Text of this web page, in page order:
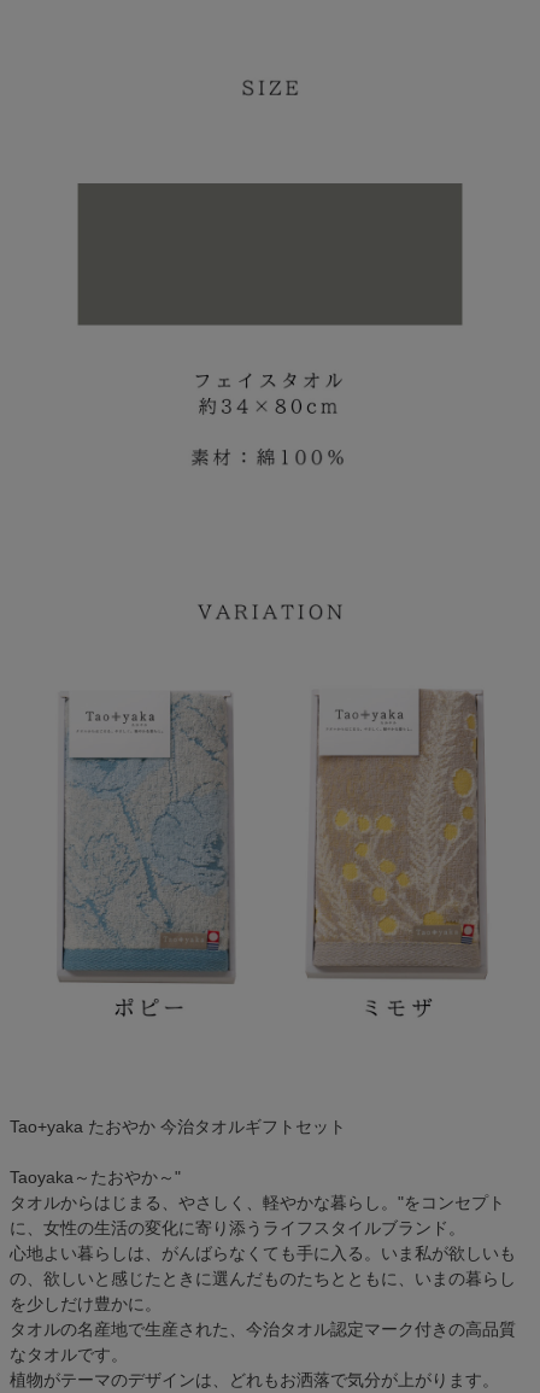
Tao+yaka たおやか 今治タオルギフトセット
Taoyaka～たおやか～"
タオルからはじまる、やさしく、軽やかな暮らし。"をコンセプト
に、女性の生活の変化に寄り添うライフスタイルブランド。
心地よい暮らしは、がんばらなくても手に入る。いま私が欲しいも
の、欲しいと感じたときに選んだものたちとともに、いまの暮らし
を少しだけ豊かに。
タオルの名産地で生産された、今治タオル認定マーク付きの高品質
なタオルです。
植物がテーマのデザインは、どれもお洒落で気分が上がります。